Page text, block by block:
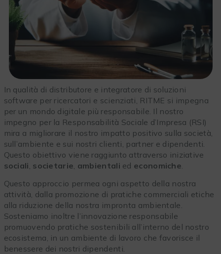
In qualità di distributore e integratore di soluzioni
software per ricercatori e scienziati, RITME si impegna
per un mondo digitale più responsabile. Il nostro
impegno per la Responsabilità Sociale d’Impresa (RSI)
mira a migliorare il nostro impatto positivo sulla società,
sull’ambiente e sui nostri clienti, partner e dipendenti.
Questo obiettivo viene raggiunto attraverso iniziative
sociali societarie ambientali ed economiche
Questo approccio permea ogni aspetto della nostra
attività, dalla promozione di pratiche commerciali etiche
alla riduzione della nostra impronta ambientale.
Sosteniamo inoltre l’innovazione responsabile
promuovendo pratiche sostenibili all’interno del nostro
ecosistema, in un ambiente di lavoro che favorisce il
benessere dei nostri dipendenti.